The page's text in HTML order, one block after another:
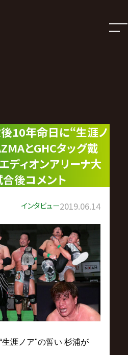
10年命日に“生涯ノ
とGHCタッグ戴
ディオンアリーナ大
後コメント
インタビュー2019.06.14
涯ノア"の誓い 杉浦が